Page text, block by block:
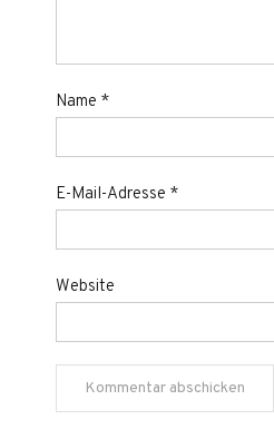
Name *
E-Mail-Adresse *
Website